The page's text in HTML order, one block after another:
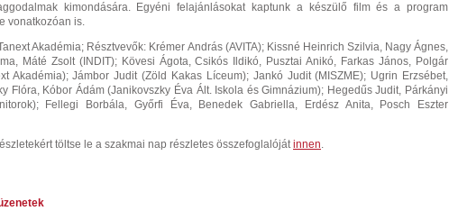
kimondására. Egyéni felajánlásokat kaptunk a készülő film és a program
vonatkozóan is.
Akadémia; Résztvevők: Krémer András (AVITA); Kissné Heinrich Szilvia, Nagy Ágnes,
Máté Zsolt (INDIT); Kövesi Ágota, Csikós Ildikó, Pusztai Anikó, Farkas János, Polgár
Akadémia); Jámbor Judit (Zöld Kakas Líceum); Jankó Judit (MISZME); Ugrin Erzsébet,
Flóra, Kóbor Ádám (Janikovszky Éva Ált. Iskola és Gimnázium); Hegedűs Judit, Párkányi
Fellegi Borbála, Győrfi Éva, Benedek Gabriella, Erdész Anita, Posch Eszter
töltse le a szakmai nap részletes összefoglalójátinnen.